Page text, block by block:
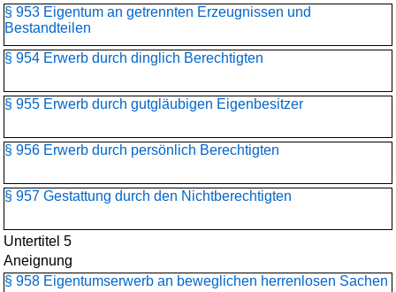
§ 953 Eigentum an getrennten Erzeugnissen und
Bestandteilen
§ 954 Erwerb durch dinglich Berechtigten
§ 955 Erwerb durch gutgläubigen Eigenbesitzer
§ 956 Erwerb durch persönlich Berechtigten
§ 957 Gestattung durch den Nichtberechtigten
Untertitel 5
Aneignung
§ 958 Eigentumserwerb an beweglichen herrenlosen Sachen